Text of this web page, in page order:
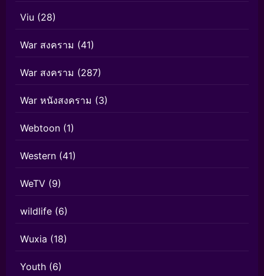
Viu (28)
War สงคราม (41)
War สงคราม (287)
War หนังสงคราม (3)
Webtoon (1)
Western (41)
WeTV (9)
wildlife (6)
Wuxia (18)
Youth (6)